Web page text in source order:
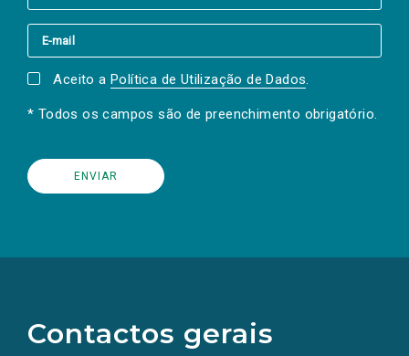
Aceito a Política de Utilização de Dados.
* Todos os campos são de preenchimento obrigatório.
Contactos gerais
redes
sociais